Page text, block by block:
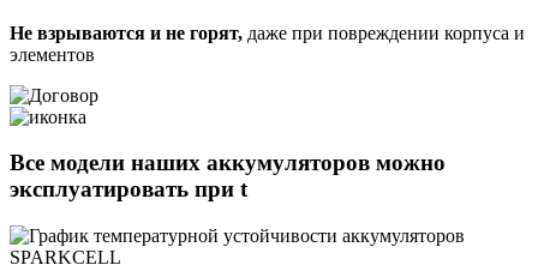
Не взрываются и не горят, даже при повреждении корпуса и
элементов
Все модели наших аккумуляторов можно
эксплуатировать при t